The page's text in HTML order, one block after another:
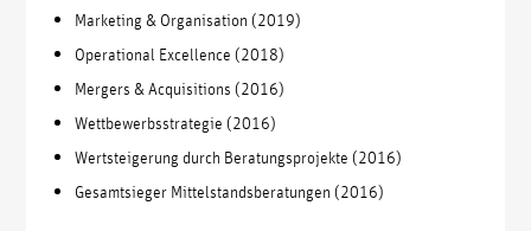
Marketing & Organisation (2019)
Operational Excellence (2018)
Mergers & Acquisitions (2016)
Wettbewerbsstrategie (2016)
Wertsteigerung durch Beratungsprojekte (2016)
Gesamtsieger Mittelstandsberatungen (2016)